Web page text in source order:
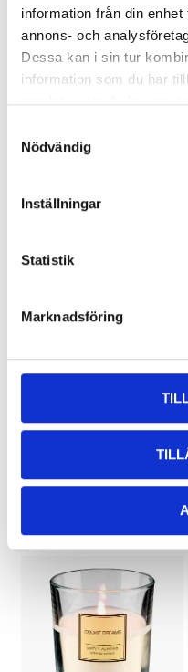
information från din
annons- och
Dessa kan i sin tur
information som du har
Nödvändig
Inställningar
Statistik
Marknadsföring
Andra
skogsbär